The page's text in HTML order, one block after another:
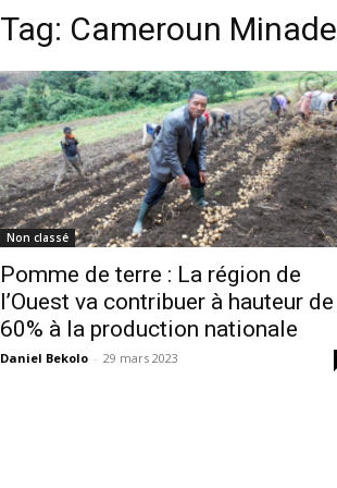
Tag: Cameroun
Non classé
Pomme de terre : La région de
l’Ouest va contribuer à hauteur de
60% à la production nationale
Daniel Bekolo - 29 mars 2023